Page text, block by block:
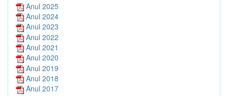
Anul 2025
Anul 2024
Anul 2023
Anul 2022
Anul 2021
Anul 2020
Anul 2019
Anul 2018
Anul 2017